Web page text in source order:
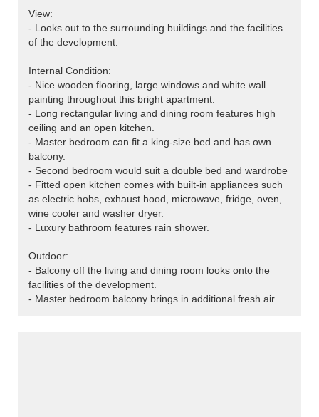
View:
- Looks out to the surrounding buildings and the facilities
of the development.
Internal Condition:
- Nice wooden flooring, large windows and white wall
painting throughout this bright apartment.
- Long rectangular living and dining room features high
ceiling and an open kitchen.
- Master bedroom can fit a king-size bed and has own
balcony.
- Second bedroom would suit a double bed and wardrobe
- Fitted open kitchen comes with built-in appliances such
as electric hobs, exhaust hood, microwave, fridge, oven,
wine cooler and washer dryer.
- Luxury bathroom features rain shower.
Outdoor:
- Balcony off the living and dining room looks onto the
facilities of the development.
- Master bedroom balcony brings in additional fresh air.